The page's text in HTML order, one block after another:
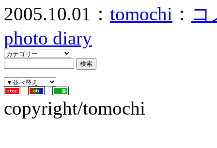
2005.10.01： tomochi ： コ
photo diary
copyright/tomochi